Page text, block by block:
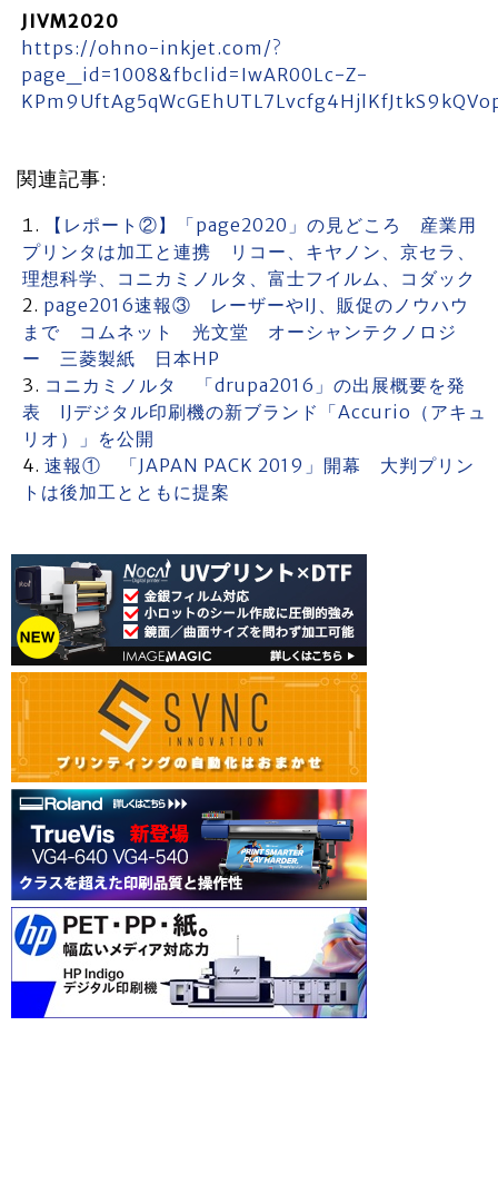
JIVM2020
https://ohno-inkjet.com/?
page_id=1008&fbclid=IwAR00Lc-Z-
関連記事:
【レポート②】「page2020」の見どころ 産業用
プリンタは加工と連携 リコー、キヤノン、京セラ、
理想科学、コニカミノルタ、富士フイルム、コダック
page2016速報③ レーザーやIJ、販促のノウハウ
まで コムネット 光文堂 オーシャンテクノロジ
ー 三菱製紙 日本HP
コニカミノルタ 「drupa2016」の出展概要を発
表 IJデジタル印刷機の新ブランド「Accurio（アキュ
リオ）」を公開
速報① 「JAPAN PACK 2019」開幕 大判プリン
トは後加工とともに提案